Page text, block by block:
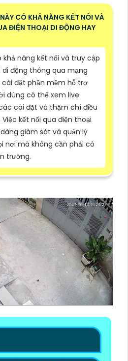
CÓ KHẢ NĂNG KẾT NỐI VÀ
ĐIỆN THOẠI DI ĐỘNG HAY
năng kết nối và truy cập
động thông qua mạng
đặt phần mềm hỗ trợ
dùng có thể xem live
cài đặt và thậm chí điều
kết nối qua điện thoại
giám sát và quản lý
nơi mà không cần phải có
trường.